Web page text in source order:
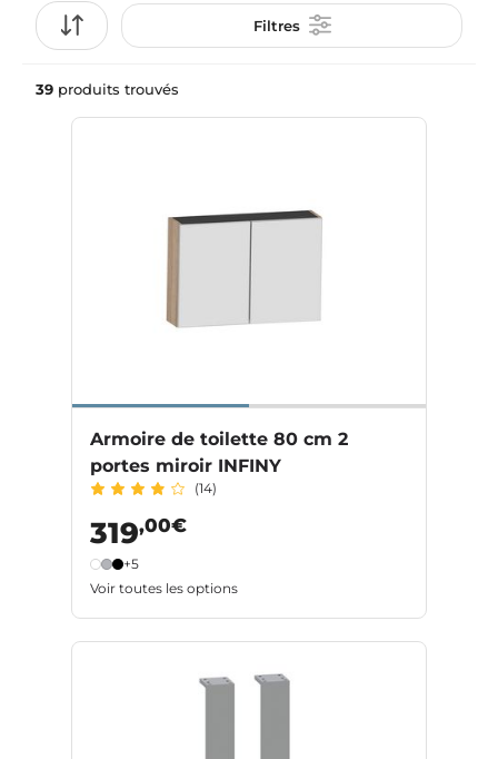
Filtres
39 produits trouvés
Armoire de toilette 80 cm 2
portes miroir INFINY
(14)
319,00€
+5
Voir toutes les options